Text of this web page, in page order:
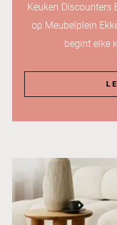
Keuken Discounters
op Meubelplein
begint elke